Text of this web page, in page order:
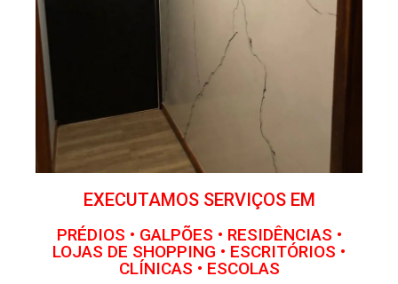
EXECUTAMOS SERVIÇOS EM
PRÉDIOS • GALPÕES • RESIDÊNCIAS •
LOJAS DE SHOPPING • ESCRITÓRIOS •
CLÍNICAS • ESCOLAS